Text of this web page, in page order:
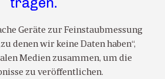
Geräte zur Feinstaubmessung
denen wir keine Daten haben“,
Medien zusammen, um die
zu veröffentlichen.